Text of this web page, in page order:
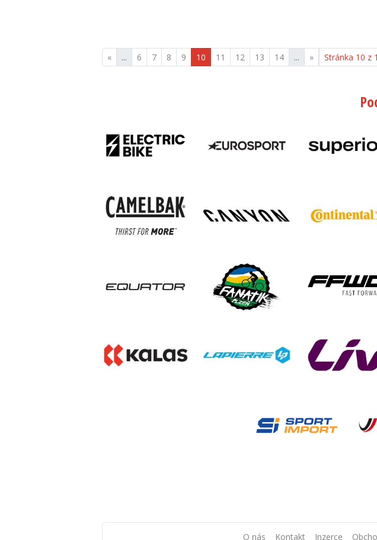
« ... 6 7 8 9 10 11 12 13 14 ... » Stránka 10 z
O nás Kontakt Inzerce